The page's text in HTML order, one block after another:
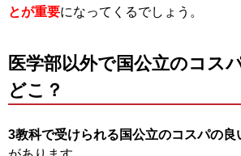
とが重要になってくるでしょう。
医学部以外で国公立のコス
どこ？
3教科で受けられる国公立のコスパの良